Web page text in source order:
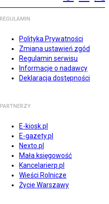
REGULAMIN
Polityka Prywatności
Zmiana ustawień zgód
Regulamin serwisu
Informacje o nadawcy
Deklaracja dostępności
PARTNERZY
E-kiosk.pl
E-gazety.pl
Nexto.pl
Mała księgowość
Kancelarierp.pl
Wieści Rolnicze
Życie Warszawy